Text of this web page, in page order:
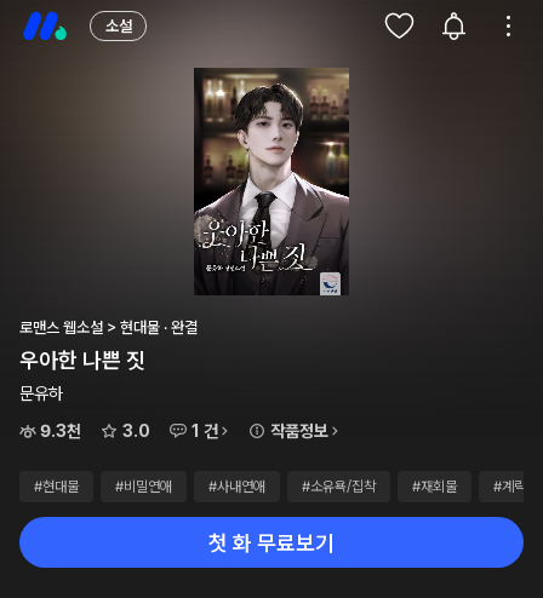
소설
로맨스 웹소설 > 현대물 · 완결
우아한 나쁜 짓
문유하
9.3천
3.0 1 건 작품정보
#현대물 #비밀연애 #사내연애 #소유욕/집착 #재회물 #계략남
첫 화 무료보기